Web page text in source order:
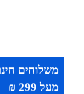
משלוחים
מעל 299 ₪